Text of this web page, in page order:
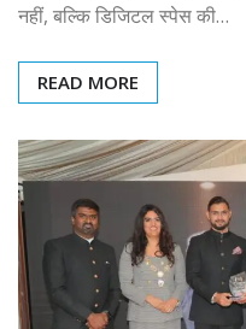
नहीं, बल्कि डिजिटल स्पेस की…
READ MORE